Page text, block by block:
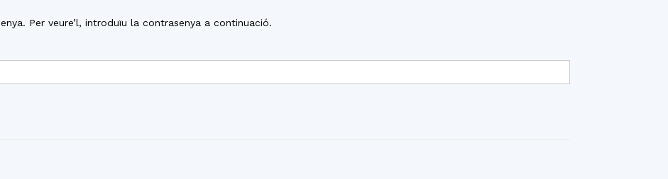
Per veure’l, introduïu la contrasenya a continuació.